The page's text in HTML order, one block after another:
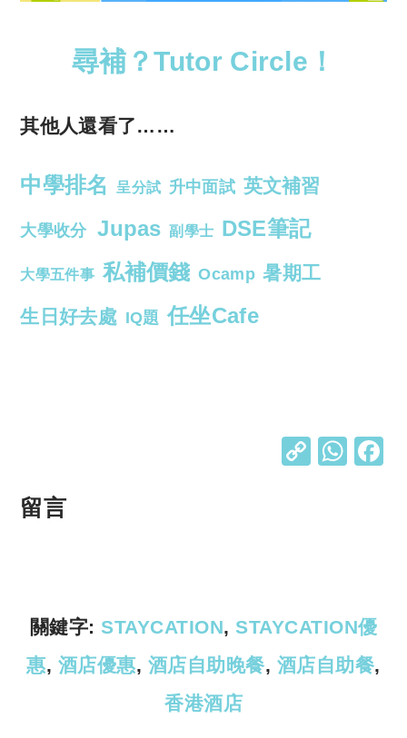
尋補？Tutor Circle！
其他人還看了……
中學排名 呈分試 升中面試 英文補習
大學收分 Jupas 副學士 DSE筆記
大學五件事 私補價錢 Ocamp 暑期工
生日好去處 IQ題 任坐Cafe
C
k
W
p
留言
關鍵字: STAYCATION, STAYCATION優
惠, 酒店優惠, 酒店自助晚餐, 酒店自助餐,
香港酒店